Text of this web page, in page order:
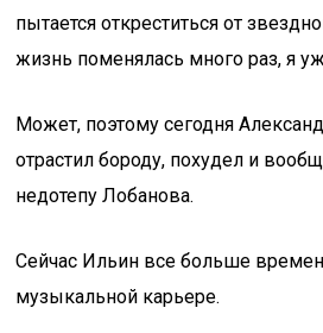
пытается откреститься от
жизнь поменялась много раз, я
Может, поэтому сегодня
отрастил бороду, похудел и
недотепу Лобанова.
Сейчас Ильин все больше
музыкальной карьере.